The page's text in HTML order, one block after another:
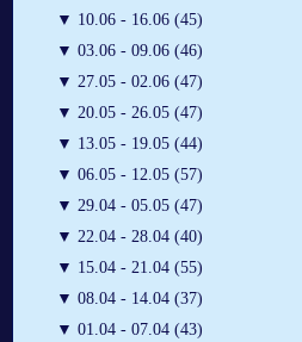
▼ 10.06 - 16.06 (45)
▼ 03.06 - 09.06 (46)
▼ 27.05 - 02.06 (47)
▼ 20.05 - 26.05 (47)
▼ 13.05 - 19.05 (44)
▼ 06.05 - 12.05 (57)
▼ 29.04 - 05.05 (47)
▼ 22.04 - 28.04 (40)
▼ 15.04 - 21.04 (55)
▼ 08.04 - 14.04 (37)
▼ 01.04 - 07.04 (43)